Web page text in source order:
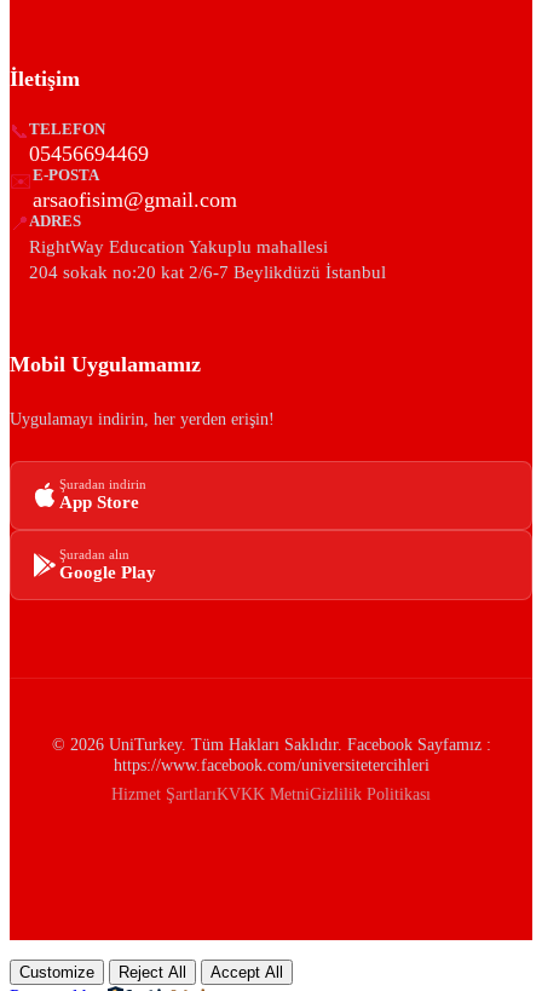
İletişim
📞TELEFON
05456694469
✉️E-POSTA
arsaofisim@gmail.com
📍ADRES
RightWay Education Yakuplu mahallesi
204 sokak no:20 kat 2/6-7 Beylikdüzü İstanbul
Mobil Uygulamamız
Uygulamayı indirin, her yerden erişin!
Şuradan indirin
App Store
Şuradan alın
Google Play
© 2026 UniTurkey. Tüm Hakları Saklıdır. Facebook Sayfamız :
https://www.facebook.com/universitetercihleri
Hizmet ŞartlarıKVKK MetniGizlilik Politikası
Customize Reject All Accept All